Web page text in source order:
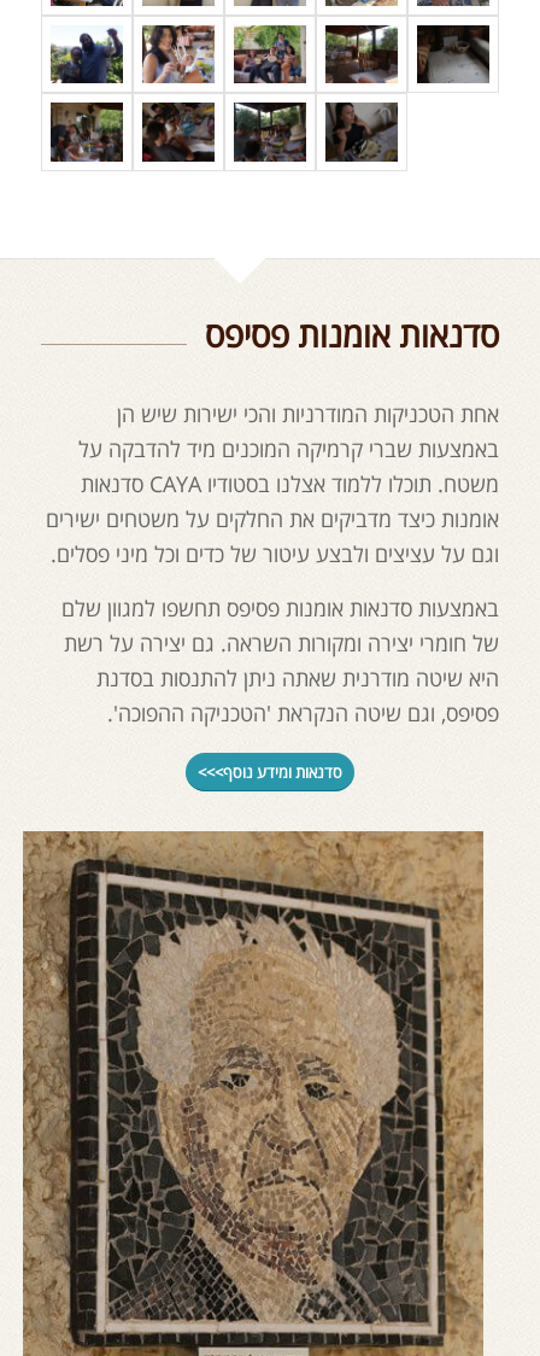
סדנאות אומנות פסיפס
אחת הטכניקות המודרניות והכי ישירות שיש הן
באמצעות שברי קרמיקה המוכנים מיד להדבקה על
משטח. תוכלו ללמוד אצלנו בסטודיו CAYA סדנאות
אומנות כיצד מדביקים את החלקים על משטחים ישירים
וגם על עציצים ולבצע עיטור של כדים וכל מיני פסלים.
באמצעות סדנאות אומנות פסיפס תחשפו למגוון שלם
של חומרי יצירה ומקורות השראה. גם יצירה על רשת
היא שיטה מודרנית שאתה ניתן להתנסות בסדנת
פסיפס, וגם שיטה הנקראת 'הטכניקה ההפוכה'.
סדנאות ומידע נוסף>>>